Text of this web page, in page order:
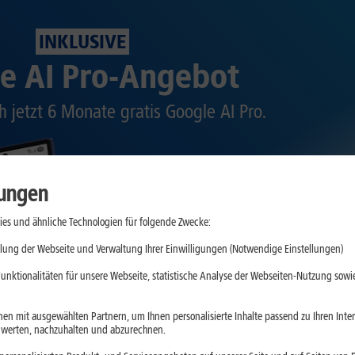
INKLUSIVE
AI Pro-Angebot
jetzt 6 Monate gratis Google AI Pro.
und ähnliche Technologien für folgende Zwecke:
der Webseite und Verwaltung Ihrer Einwilligungen (Notwendige Einstellungen)
für unsere Webseite, statistische Analyse der Webseiten-Nutzung
mit ausgewählten Partnern, um Ihnen personalisierte Inhalte passend zu Ihren
nachzuhalten und abzurechnen.